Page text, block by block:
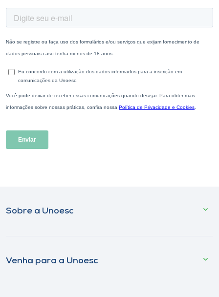
Sobre a Unoesc
Venha para a Unoesc